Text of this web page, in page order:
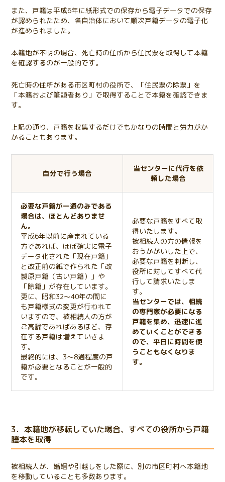
また、戸籍は平成6年に紙形式での保存から電子データでの保存
が認められたため、各自治体において順次戸籍データの電子化
が進められました。
本籍地が不明の場合、死亡時の住所から住民票を取得して本籍
を確認するのが一般的です。
死亡時の住所がある市区町村の役所で、「住民票の除票」を
「本籍および筆頭者あり」で取得することで本籍を確認できま
す。
上記の通り、戸籍を収集するだけでもかなりの時間と労力がか
かることもあります。
自分で行う場合
当センターに代行を依
頼した場合
必要な戸籍が一通のみである
場合は、ほとんどありませ
ん。
平成6年以前に産まれている
方であれば、ほぼ確実に電子
データ化された「現在戸籍」
と改正前の紙で作られた「改
製原戸籍（古い戸籍）」や
「除籍」が存在しています。
更に、昭和32～40年の間に
も戸籍様式の変更が行われて
いますので、被相続人の方が
ご高齢であればあるほど、存
在する戸籍は増えていきま
す。
最終的には、3～8通程度の戸
籍が必要となることが一般的
です。
必要な戸籍をすべて取
得いたします。
被相続人の方の情報を
おうかがいした上で、
必要な戸籍を判断し、
役所に対してすべて代
行して請求いたしま
す。
当センターでは、相続
の専門家が必要になる
戸籍を集め、迅速に進
めていくことができる
ので、平日に時間を使
うこともなくなりま
す。
3．本籍地が移転していた場合、すべての役所から戸籍
謄本を取得
被相続人が、婚姻や引越しをした際に、別の市区町村へ本籍地
を移動していることも多数あります。